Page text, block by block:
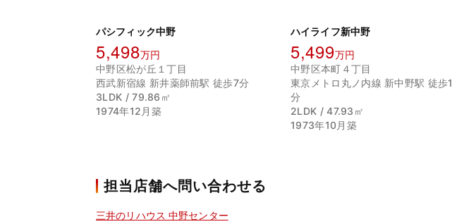
パシフィック中野
5,498万円
中野区松が丘１丁目
西武新宿線 新井薬師前駅 徒歩7分
3LDK / 79.86㎡
1974年12月築
ハイライフ新中野
5,499万円
中野区本町４丁目
東京メトロ丸ノ内線 新中野駅 徒歩1
分
2LDK / 47.93㎡
1973年10月築
担当店舗へ問い合わせる
三井のリハウス 中野センター